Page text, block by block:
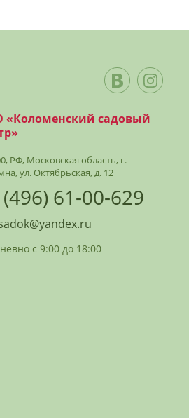
«Коломенский садовый
РФ, Московская область, г.
ул. Октябрьская, д. 12
61-00-629
с 9:00 до 18:00